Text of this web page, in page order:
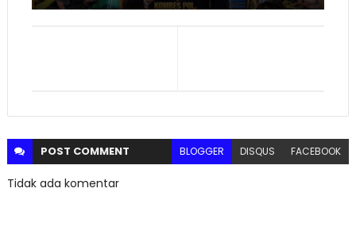
POST COMMENT BLOGGER DISQUS FACEBOOK
Tidak ada komentar